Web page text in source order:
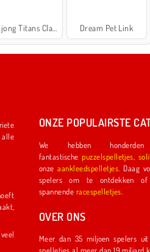
Dream Pet Link
ONZE POPULAIRSTE
We hebben
fantastischepuzzelspelletjes
onzeaankleedspelletjes . Daag voor nog meer
spelers om te ontdekken of jij de eerste
spannende racespelletjes
OVER ONS
Meer dan 35 miljoen spelers uit meer dan